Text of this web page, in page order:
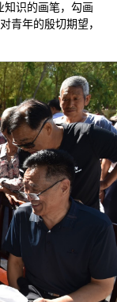
知识的画笔，勾画
青年的殷切期望，